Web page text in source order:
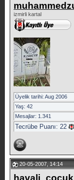
izmirli kartal
Üyelik tarihi: Aug 2006
Yaş: 42
Mesajlar: 1.341
Tecrübe Puanı: 22
20-05-2007, 14:14
havali_cocuk